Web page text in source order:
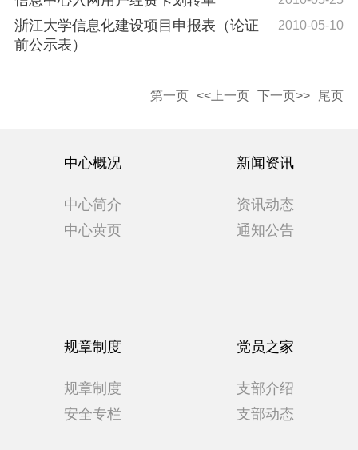
浙江大学信息化建设项目申报表（论证
前公示表）
2010-05-10
第一页 <<上一页 下一页>> 尾页
中心概况
中心简介
中心黄页
新闻资讯
资讯动态
通知公告
规章制度
规章制度
安全专栏
党员之家
支部介绍
支部动态